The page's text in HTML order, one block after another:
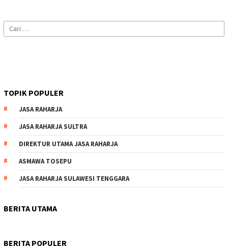
Cari
untuk:
TOPIK POPULER
JASA RAHARJA
JASA RAHARJA SULTRA
DIREKTUR UTAMA JASA RAHARJA
ASMAWA TOSEPU
JASA RAHARJA SULAWESI TENGGARA
BERITA UTAMA
BERITA POPULER